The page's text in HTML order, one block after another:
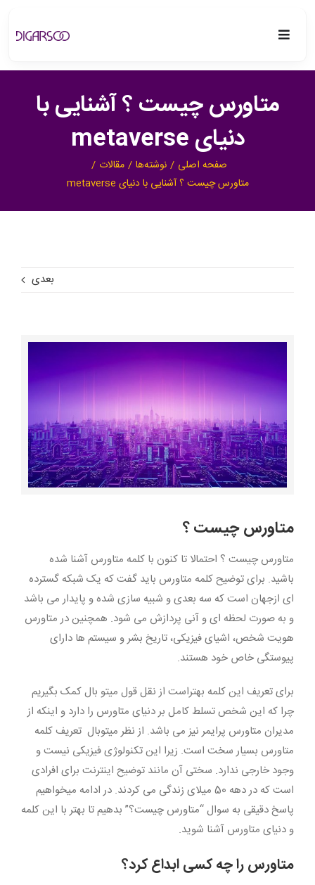
Toggle
Navigation
بلاگ
متاورس چیست ؟ آشنایی با
دنیای metaverse
صفحه اصلی نوشته‌ها
مقالات
متاورس چیست ؟ آشنایی با دنیای metaverse
بعدی
مشاهده
بزرگتر
متاورس چیست ؟
متاورس چیست ؟ احتمالا تا کنون با کلمه متاورس آشنا شده
باشید. برای توضیح کلمه متاورس باید گفت که یک شبکه گسترده
ای ازجهان است که سه بعدی و شبیه سازی شده و پایدار می باشد
و به صورت لحظه ای و آنی پردازش می شود. همچنین در متاورس
هویت شخص، اشیای فیزیکی، تاریخ بشر و سیستم ها دارای
پیوستگی خاص خود هستند.
برای تعریف این کلمه بهتراست از نقل قول میتو بال کمک بگیریم
چرا که این شخص تسلط کامل بر دنیای متاورس را دارد و اینکه از
مدیران متاورس پرایمر نیز می باشد. از نظر میتوبال تعریف کلمه
متاورس بسیار سخت است. زیرا این تکنولوژی فیزیکی نیست و
وجود خارجی ندارد. سختی آن مانند توضیح اینترنت برای افرادی
است که در دهه 50 میلای زندگی می کردند. در ادامه میخواهیم
پاسخ دقیقی به سوال “متاورس چیست؟” بدهیم تا بهتر با این کلمه
و دنیای متاورس آشنا شوید.
متاورس را چه کسی ابداع کرد؟